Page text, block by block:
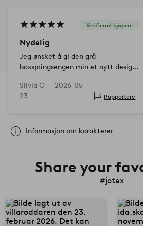
Verifierad kjøpere
Nydelig
Jeg ønsket å gi den grå
boxspringsengen min et nytt design,
dette. Jeg har lagt to forskjellige
høyder oppå hverandre, først for den
Silvia O — 2026-05-
23
Rapportere
Informasjon om karakterer
Share your
#jotex